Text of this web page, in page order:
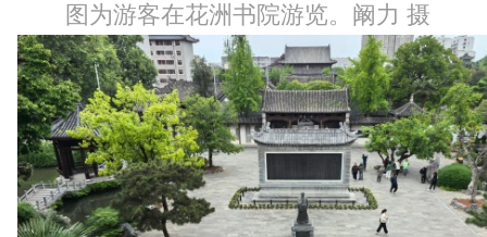
图为游客在花洲书院游览。阚力 摄